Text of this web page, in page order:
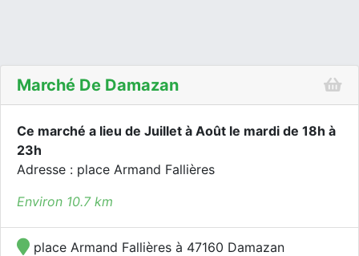
Marché De Damazan
Ce marché a lieu de Juillet à Août le mardi de 18h à
23h
Adresse : place Armand Fallières
Environ 10.7 km
place Armand Fallières à 47160 Damazan